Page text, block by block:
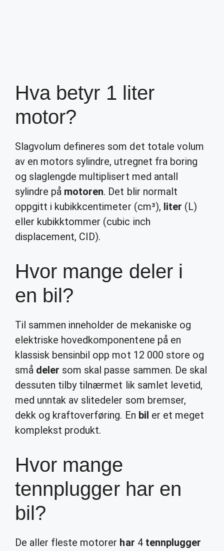
Hva betyr 1 liter
motor?
Slagvolum defineres som det totale volum
av en motors sylindre, utregnet fra boring
og slaglengde multiplisert med antall
sylindre på motoren. Det blir normalt
oppgitt i kubikkcentimeter (cm³), liter (L)
eller kubikktommer (cubic inch
displacement, CID).
Hvor mange deler i
en bil?
Til sammen inneholder de mekaniske og
elektriske hovedkomponentene på en
klassisk bensinbil opp mot 12 000 store og
små deler som skal passe sammen. De skal
dessuten tilby tilnærmet lik samlet levetid,
med unntak av slitedeler som bremser,
dekk og kraftoverføring. En bil er et meget
komplekst produkt.
Hvor mange
tennplugger har en
bil?
De aller fleste motorer har 4 tennplugger